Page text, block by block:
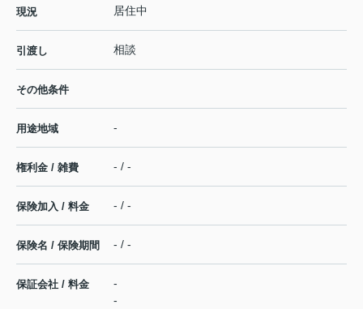
現況 居住中
引渡し 相談
その他条件
用途地域 -
権利金 / 雑費 - / -
保険加入 / 料金 - / -
保険名 / 保険期間 - / -
保証会社 / 料金
-
-